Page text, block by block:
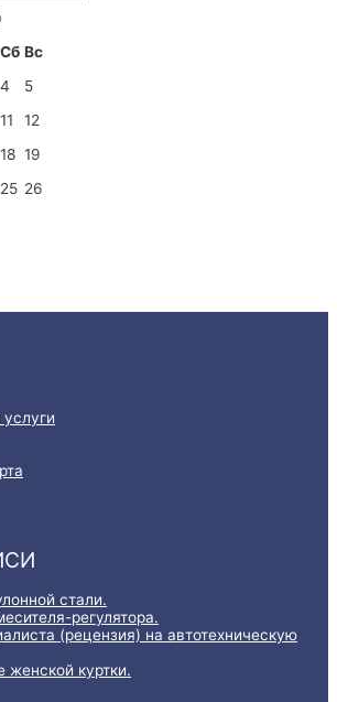
Сб Вс
4
5
11
12
18 19
25 26
стали.
регулятора.
(рецензия) на автотехническую
женской куртки.